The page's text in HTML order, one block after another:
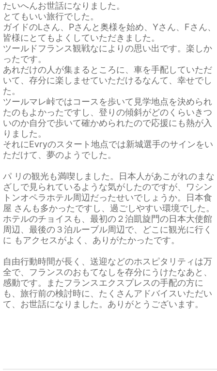
たいへんお世話になりました。
とてもいい旅行でした。
ガイドのLさん、Pさんと奥様を始め、Yさん、Fさん、
皆様にとてもよくしていただきました。
ツールドフランス観戦なによりの思い出です。楽しか
ったです。
あれだけの人が集まるところに、車を手配していただ
いて、存分に楽しませていただけるなんて、幸せでし
た。
ツールマレ峠ではコースを歩いて見学地点を決められ
たのもよかったですし、登りの傾斜がどのくらいきつ
いのか自分で歩いて確かめられたので応援にも熱が入
りました。
それにEvryのスタート地点では新城選手のサインをい
ただけて、夢のようでした。
パ リの観光も満喫しました。日本人があこがれのまな
ざしで見られているような気がしたのですが、ワシン
トンオペラホテル周辺だったせいでしょうか。日本食
屋 さんも多かったですし、過ごしやすい環境でした。
ホテルのチョイスも、最初の２泊凱旋門の日本大使館
周辺、最後の３泊ルーブル周辺で、どこに観光に行く
に もアクセスがよく、ありがたかったです。
自由行動時間が長く、送迎などのホスピタリティは万
全で、フランスのおもてなしを存分にうけたなあと、
感動です。またフランスエクスプレスの手配の方に
も、旅行前の検討時に、たくさんアドバイスいただい
て、お世話になりました。ありがとうございます。